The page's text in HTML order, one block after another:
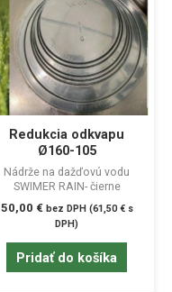
Redukcia odkvapu
Ø160-105
Nádrže na dažďovú vodu
SWIMER RAIN- čierne
50,00 € bez DPH (61,50€s
DPH)
Pridať do košíka